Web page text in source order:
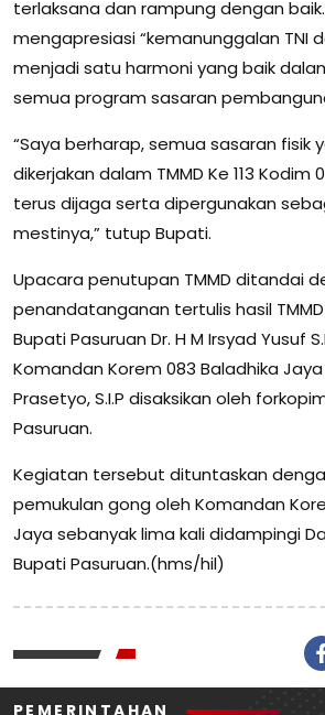
terlaksana dan rampung dengan
mengapresiasi “kemanunggalan TNI
menjadi satu harmoni yang baik
semua program sasaran
“Saya berharap, semua sasaran fisik
dikerjakan dalam TMMD Ke 113 Kodim
terus dijaga serta dipergunakan
mestinya,” tutup Bupati.
Upacara penutupan TMMD ditandai
penandatanganan tertulis hasil TMMD
Bupati Pasuruan Dr. H M Irsyad Yusuf
Komandan Korem 083 Baladhika
Prasetyo, S.I.P disaksikan oleh
Pasuruan.
Kegiatan tersebut dituntaskan
pemukulan gong oleh Komandan
Jaya sebanyak lima kali didampingi
Bupati Pasuruan.(hms/hil)